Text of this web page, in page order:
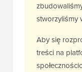
stworzyliśmy
Aby się
treści na